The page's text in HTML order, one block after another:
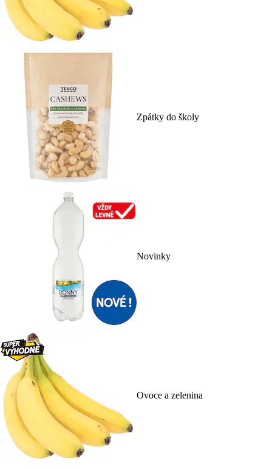
Zpátky do školy
Novinky
Ovoce a zelenina